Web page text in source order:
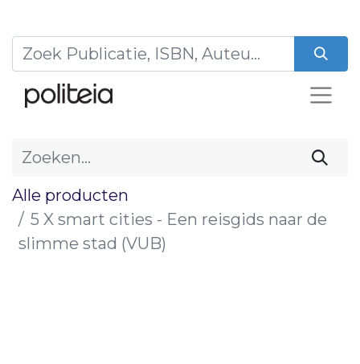
Alle producten
5 X smart cities - Een reisgids naar de
slimme stad (VUB)